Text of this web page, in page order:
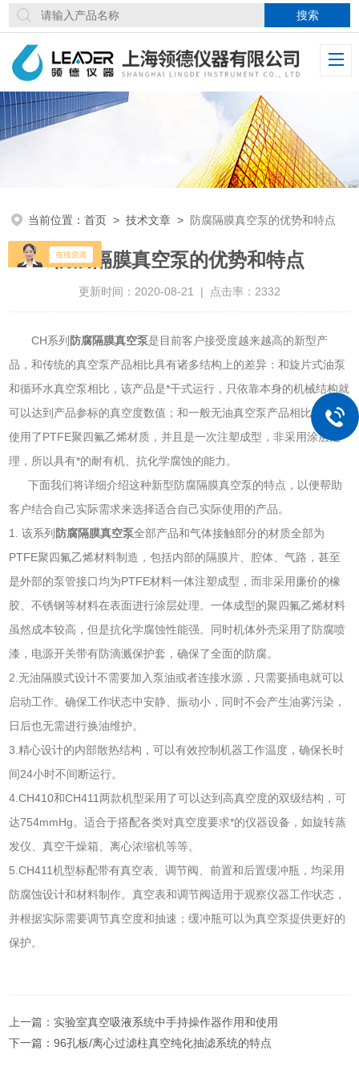
当前位置：首页 >技术文章 > 防腐隔膜真空泵的优势和特点
防腐隔膜真空泵的优势和特点
更新时间：2020-08-21 | 点击率：2332
CH系列 防腐隔膜真空泵是目前客户接受度越来越高的新型产
品，和传统的真空泵产品相比具有诸多结构上的差异：和旋片式油泵
和循环水真空泵相比，该产品是*干式运行，只依靠本身的机械结构就
可以达到产品参标的真空度数值；和一般无油真空泵产品相比，由于
使用了PTFE聚四氟乙烯材质，并且是一次注塑成型，非采用涂层处
理，所以具有*的耐有机、抗化学腐蚀的能力。
下面我们将详细介绍这种新型防腐隔膜真空泵的特点，以便帮助
客户结合自己实际需求来选择适合自己实际使用的产品。
1. 该系列 防腐隔膜真空泵全部产品和气体接触部分的材质全部为
PTFE聚四氟乙烯材料制造，包括内部的隔膜片、腔体、气路，甚至
是外部的泵管接口均为PTFE材料一体注塑成型，而非采用廉价的橡
胶、不锈钢等材料在表面进行涂层处理。一体成型的聚四氟乙烯材料
虽然成本较高，但是抗化学腐蚀性能强。同时机体外壳采用了防腐喷
漆，电源开关带有防滴溅保护套，确保了全面的防腐。
2.无油隔膜式设计不需要加入泵油或者连接水源，只需要插电就可以
启动工作。确保工作状态中安静、振动小，同时不会产生油雾污染，
日后也无需进行换油维护。
3.精心设计的内部散热结构，可以有效控制机器工作温度，确保长时
间24小时不间断运行。
4.CH410和CH411两款机型采用了可以达到高真空度的双级结构，可
达754mmHg。适合于搭配各类对真空度要求*的仪器设备，如旋转蒸
发仪、真空干燥箱、离心浓缩机等等。
5.CH411机型标配带有真空表、调节阀、前置和后置缓冲瓶，均采用
防腐蚀设计和材料制作。真空表和调节阀适用于观察仪器工作状态，
并根据实际需要调节真空度和抽速；缓冲瓶可以为真空泵提供更好的
保护。
上一篇： 实验室真空吸液系统中手持操作器作用和使用
下一篇：96孔板/离心过滤柱真空纯化抽滤系统的特点